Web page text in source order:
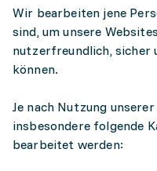
Wir bearbeiten jene
sind, um unsere
nutzerfreundlich, sicher
können.
Je nach Nutzung
insbesondere folgende
bearbeitet werden: